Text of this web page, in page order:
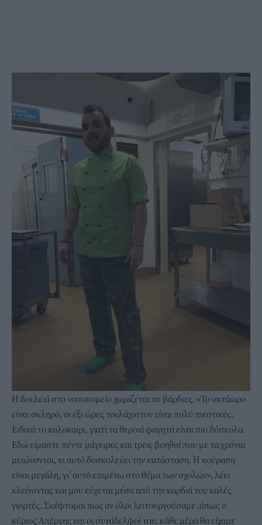
Η δουλειά στο νοσοκομείο χωρίζεται σε βάρδιες. «Το οκτάωρο
είναι σκληρό, οι έξι ώρες τουλάχιστον είναι πολύ πιεστικές.
Ειδικά το καλοκαίρι, γιατί τα θερινά φαγητά είναι πιο δύσκολα.
Εδώ είμαστε πέντε μάγειρες και τρεις βοηθοί που με τα χρόνια
μειώνονται, κι αυτό δυσκολεύει την κατάσταση. Η κούραση
είναι μεγάλη, γι’ αυτό επιμένω στο θέμα των σχολών», λέει
κλείνοντας και μου εύχεται μέσα από την καρδιά του καλές
γιορτές. Σκέφτομαι πως αν όλοι λειτουργούσαμε ,όπως ο
κύριος Απέργης και οι συνάδελφοί του, κάθε μέρα θα είχαμε